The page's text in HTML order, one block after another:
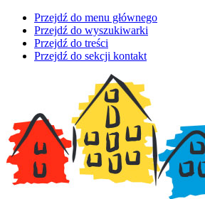
Przejdź do menu głównego
Przejdź do wyszukiwarki
Przejdź do treści
Przejdź do sekcji kontakt